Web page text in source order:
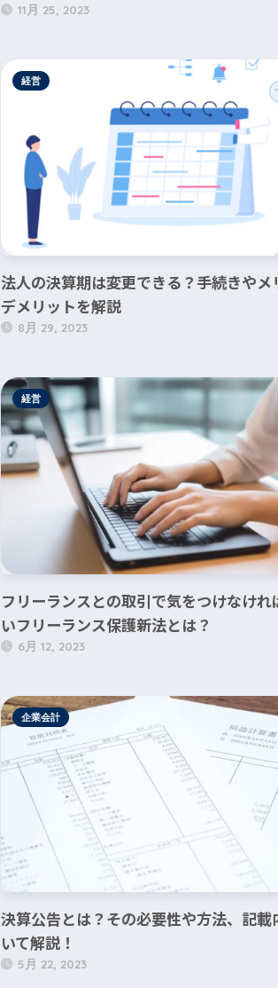
11月 25, 2023
法人の決算期は変更できる？手続きやメ
デメリットを解説
8月 29, 2023
経営
フリーランスとの取引で気をつけなけれ
いフリーランス保護新法とは？
6月 12, 2023
経営
決算公告とは？その必要性や方法、記載
いて解説！
5月 22, 2023
企業会計